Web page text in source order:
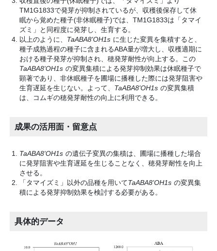
TM1G1833で発芽が抑制されているが、収穫後保存して休
眠から覚めた種子(非休眠種子)では、TM1G1833は「タマイ
ズミ」と同程度に発芽し、生育する。
以上のように、 TaABA8'OH1s に生じた変異を集積すると、
種子成熟過程の種子に含まれるABA量が増大し、収穫適期に
おける種子発芽が抑制され、穂発芽耐性が向上する。この
TaABA8'OH1s の変異集積による発芽抑制効果は休眠種子で
顕著であり、非休眠種子を圃場に播種した際には発芽阻害や
生育遅延を生じない。よって、 TaABA8'OH1s の変異集積
は、コムギの穂発芽耐性の向上に利用できる。
成果の活用面・留意点
TaABA8'OH1s の遺伝子変異の集積は、圃場に播種した場合
に発芽阻害や生育遅延を生じることなく、穂発芽耐性を向上
させる。
「タマイズミ」以外の品種を用いてTaABA8'OH1s の変異集
積による発芽抑制効果を検討する必要がある。
具体的データ